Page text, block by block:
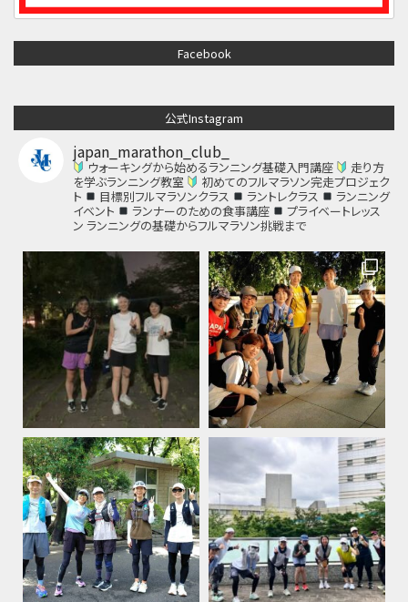
Facebook
公式Instagram
japan_marathon_club_
ウォーキングから始めるランニング基礎入門講座
走り方
を学ぶランニング教室
初めてのフルマラソン完走プロジェク
ト
目標別フルマラソンクラス ラントレクラス
ランニング
イベント
ランナーのための食事講座
プライベートレッス
ン ランニングの基礎からフルマラソン挑戦まで